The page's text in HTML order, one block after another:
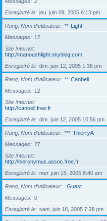
Enregistré le
jeu. juin 09, 2005 6:13 pm
Rang, Nom d’utilisateur ** Light
Messages
12
Site Internet
http://manoushlight.skyblog.com
Enregistré le
dim. juin 12, 2005 1:38 pm
Rang, Nom d’utilisateur ** Canbell
Messages
12
Site Internet
http://canbell.free.fr
Enregistré le
dim. juin 12, 2005 10:56 pm
Rang, Nom d’utilisateur *** ThierryA
Messages
27
Site Internet
http://hieronymus.assoc.free.fr
Enregistré le
mer. juin 15, 2005 8:40 am
Rang, Nom d’utilisateur
Guest
Messages
0
Enregistré le
sam. juin 18, 2005 7:28 pm